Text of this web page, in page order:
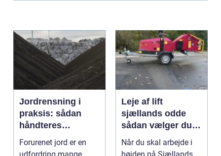
Jordrensning i
praksis: sådan
håndteres
forurenet jord
ansvarligt
Forurenet jord er en
Leje af lift
sjællands odde
sådan vælger du
den rigtige løsning
Når du skal arbejde i